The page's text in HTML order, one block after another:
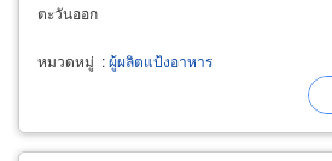
ตะวันออก
หมวดหมู่ :ผู้ผลิตแป้งอาหาร